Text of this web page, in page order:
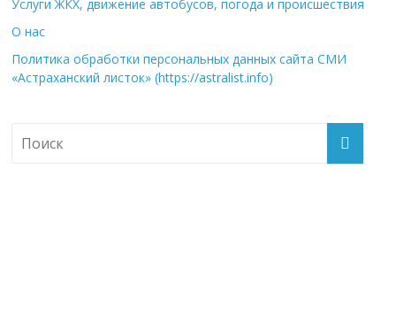
Услуги ЖКХ, движение автобусов, погода и происшествия
О нас
Политика обработки персональных данных сайта СМИ
«Астраханский листок» (https://astralist.info)